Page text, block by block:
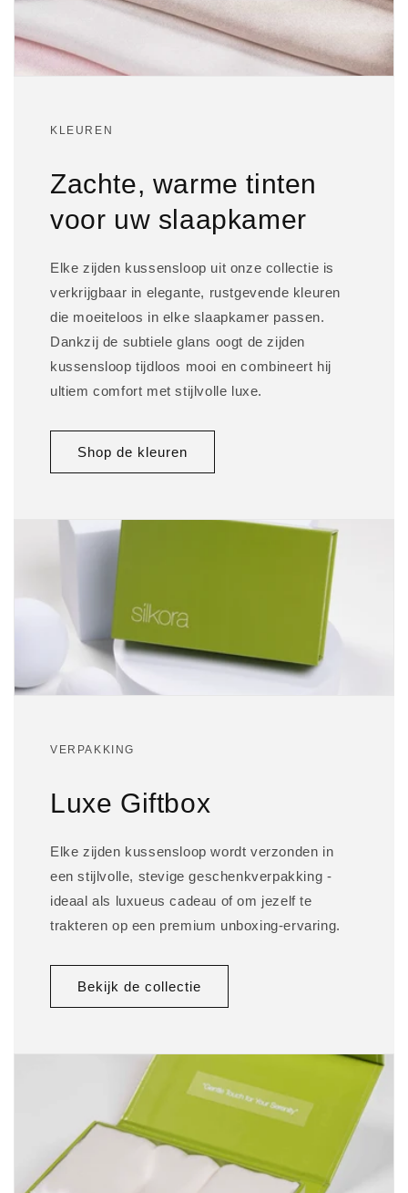
KLEUREN
Zachte, warme tinten
voor uw slaapkamer
Elke zijden kussensloop uit onze collectie is
verkrijgbaar in elegante, rustgevende kleuren
die moeiteloos in elke slaapkamer passen.
Dankzij de subtiele glans oogt de zijden
kussensloop tijdloos mooi en combineert hij
ultiem comfort met stijlvolle luxe.
Shop de kleuren
VERPAKKING
Luxe Giftbox
Elke zijden kussensloop wordt verzonden in
een stijlvolle, stevige geschenkverpakking -
ideaal als luxueus cadeau of om jezelf te
trakteren op een premium unboxing-ervaring.
Bekijk de collectie